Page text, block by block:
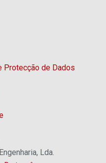
Protecção de Dados
Lda.